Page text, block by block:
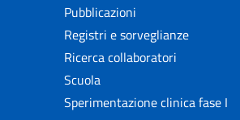
Pubblicazioni
Registri e sorveglianze
Ricerca collaboratori
Scuola
Sperimentazione clinica fase I